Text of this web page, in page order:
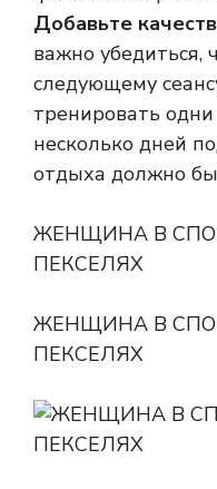
Добавьте
важно убедиться,
следующему
тренировать
несколько дней
отдыха должно
ЖЕНЩИНА В
ПЕКСЕЛЯХ
ЖЕНЩИНА В
ПЕКСЕЛЯХ